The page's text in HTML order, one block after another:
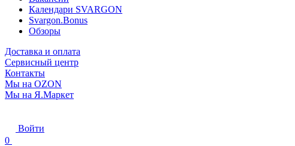
Календари SVARGON
Svargon.Bonus
Обзоры
Доставка и оплата
Сервисный центр
Контакты
Мы на OZON
Мы на Я.Маркет
Войти
0